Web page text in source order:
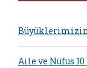
Büyüklerimizin
Aile ve Nüfus